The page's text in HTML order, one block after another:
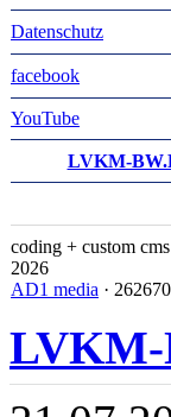
Datenschutz
facebook
YouTube
LVKM-
coding + custom
2026
AD1 media ·
LVKM-